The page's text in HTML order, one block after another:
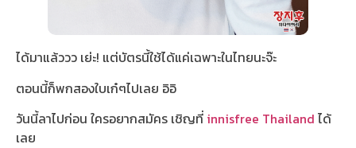
ได้มาแล้ววว เย่ะ! แต่บัตรนี้ใช้ได้แค่เฉพาะในไทยนะจ๊ะ
ตอนนี้ก็พกสองใบเก๋ๆไปเลย อิอิ
วันนี้ลาไปก่อน ใครอยากสมัคร เชิญที่ innisfree Thailand ได้
เลย